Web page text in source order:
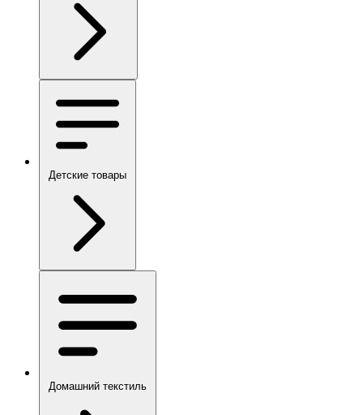
Детские товары
Домашний текстиль